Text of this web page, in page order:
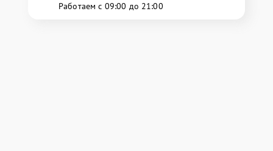
Работаем с 09:00 до 21:00